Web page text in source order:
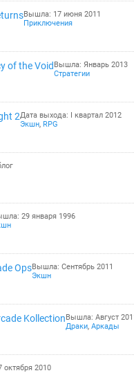
Вышла: 17 июня 2011
Приключения
of the Void Вышла: Январь 2013
Стратегии
2Дата выхода: I квартал 2012
Экшн, RPG
29 января 1996
OpsВышла: Сентябрь 2011
Экшн
KollectionВышла: Август
Драки, Аркады
2010